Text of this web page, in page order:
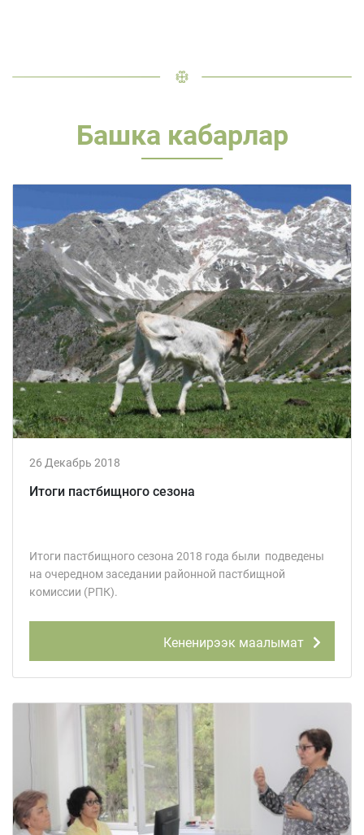
Башка кабарлар
26 Декабрь 2018
Итоги пастбищного сезона
Итоги пастбищного сезона 2018 года были подведены
на очередном заседании районной пастбищной
комиссии (РПК).
Кененирээк маалымат